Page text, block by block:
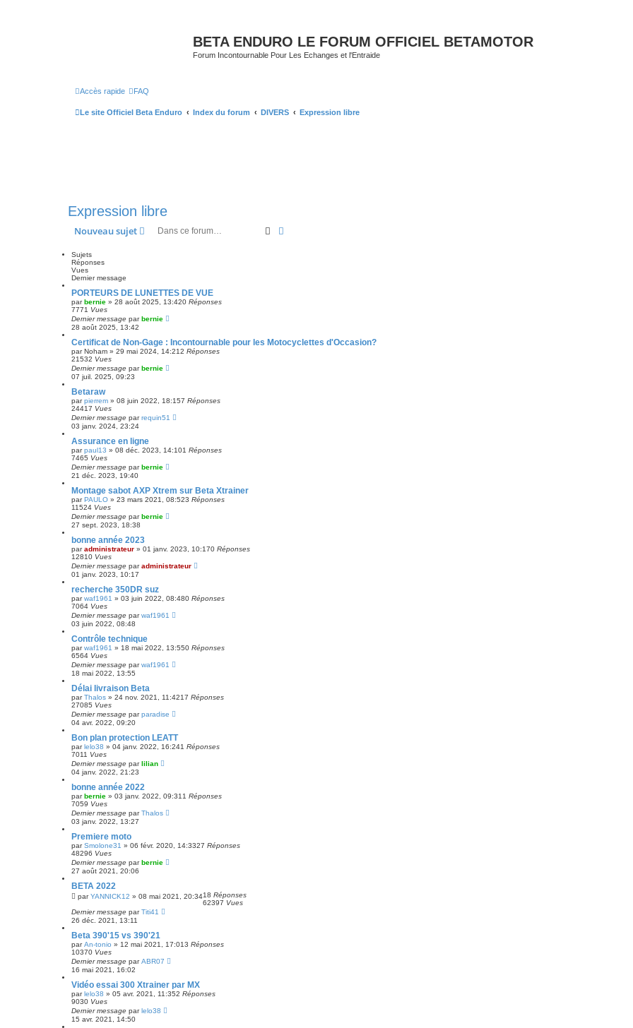
BETA ENDURO LE FORUM OFFICIEL BETAMOTOR
Forum Incontournable Pour Les Echanges et l'Entraide
Accès rapide FAQ
Le site Officiel Beta Enduro Index du forum DIVERS Expression libre
Expression libre
Nouveau sujet Rechercher
Sujets
Réponses
Vues
Dernier message
PORTEURS DE LUNETTES DE VUE
parbernie » 28 août 2025, 13:420 Réponses
7771 Vues
Dernier message parbernie
28 août 2025, 13:42
Certificat de Non-Gage : Incontournable pour les Motocyclettes d'Occasion?
parNoham » 29 mai 2024, 14:212 Réponses
21532 Vues
Dernier message parbernie
07 juil. 2025, 09:23
Betaraw
parpierrem » 08 juin 2022, 18:157 Réponses
24417 Vues
Dernier message parrequin51
03 janv. 2024, 23:24
Assurance en ligne
parpaul13 » 08 déc. 2023, 14:101 Réponses
7465 Vues
Dernier message parbernie
21 déc. 2023, 19:40
Montage sabot AXP Xtrem sur Beta Xtrainer
parPAULO » 23 mars 2021, 08:523 Réponses
11524 Vues
Dernier message parbernie
27 sept. 2023, 18:38
bonne année 2023
paradministrateur » 01 janv. 2023, 10:170 Réponses
12810 Vues
Dernier message paradministrateur
01 janv. 2023, 10:17
recherche 350DR suz
parwaf1961 » 03 juin 2022, 08:480 Réponses
7064 Vues
Dernier message parwaf1961
03 juin 2022, 08:48
Contrôle technique
parwaf1961 » 18 mai 2022, 13:550 Réponses
6564 Vues
Dernier message parwaf1961
18 mai 2022, 13:55
Délai livraison Beta
parThalos » 24 nov. 2021, 11:4217 Réponses
27085 Vues
Dernier message parparadise
04 avr. 2022, 09:20
Bon plan protection LEATT
parlelo38 » 04 janv. 2022, 16:241 Réponses
7011 Vues
Dernier message parlilian
04 janv. 2022, 21:23
bonne année 2022
parbernie » 03 janv. 2022, 09:31 1 Réponses
7059 Vues
Dernier message parThalos
03 janv. 2022, 13:27
Premiere moto
parSmolone31 » 06 févr. 2020, 14:3327 Réponses
48296 Vues
Dernier message parbernie
27 août 2021, 20:06
BETA 2022
parYANNICK12 » 08 mai 2021, 20:3418 Réponses
62397 Vues
Dernier message parTiti41
26 déc. 2021, 13:11
Beta 390'15 vs 390'21
parAn-tonio » 12 mai 2021, 17:013 Réponses
10370 Vues
Dernier message parABR07
16 mai 2021, 16:02
Vidéo essai 300 Xtrainer par MX
parlelo38 » 05 avr. 2021, 11:352 Réponses
9030 Vues
Dernier message parlelo38
15 avr. 2021, 14:50